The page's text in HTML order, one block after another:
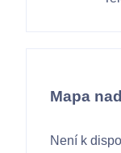
Mapa
Není k